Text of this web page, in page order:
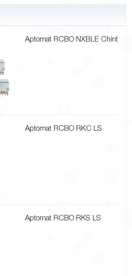
Aptomat RCBO NXBLE Chint
Aptomat RCBO RKC LS
Aptomat RCBO RKS LS